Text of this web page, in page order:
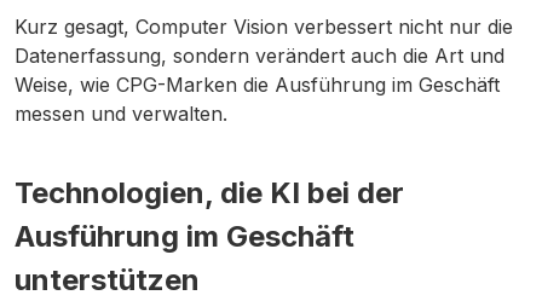
Kurz gesagt, Computer Vision verbessert nicht nur die
Datenerfassung, sondern verändert auch die Art und
Weise, wie CPG-Marken die Ausführung im Geschäft
messen und verwalten.
Technologien, die KI bei der
Ausführung im Geschäft
unterstützen